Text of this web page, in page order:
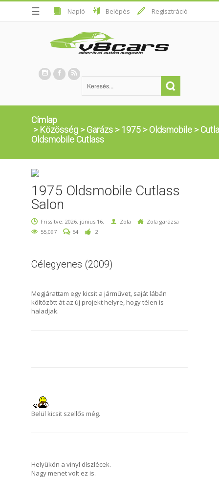
☰ Napló Belépés Regisztráció
Címlap
> Közösség >Garázs >1975 >Oldsmobile >
Oldsmobile Cutlass
1975 Oldsmobile Cutlass
Salon
Frissítve: 2026. június 16. Zola
Zola garázsa
55,097
54 2
Célegyenes (2009)
Megjárattam egy kicsit a járművet, saját lábán
költözött át az új projekt helyre, hogy télen is
haladjak.
Belül kicsit szellős még.
Helyükön a vinyl díszlécek.
Nagy menet volt ez is.